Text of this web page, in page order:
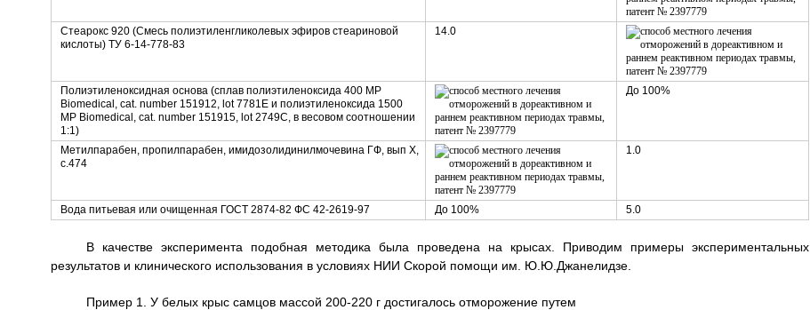
Стеарокс 920 (Смесь полиэтиленгликолевых эфиров стеариновой
кислоты) ТУ 6-14-778-83
14.0
Полиэтиленоксидная основа (сплав полиэтиленоксида 400 MP
Biomedical, cat. number 151912, lot 7781E и полиэтиленоксида 1500
MP Biomedical, cat. number 151915, lot 2749C, в весовом соотношении
1:1)
До 100%
Метилпарабен, пропилпарабен, имидозолидинилмочевина ГФ, вып X,
с.474
1.0
Вода питьевая или очищенная ГОСТ 2874-82 ФС 42-2619-97 До 100% 5.0
В качестве эксперимента подобная методика была проведена на крысах. Приводим примеры экспериментальных
результатов и клинического использования в условиях НИИ Скорой помощи им. Ю.Ю.Джанелидзе.
Пример 1. У белых крыс самцов массой 200-220 г достигалось отморожение путем